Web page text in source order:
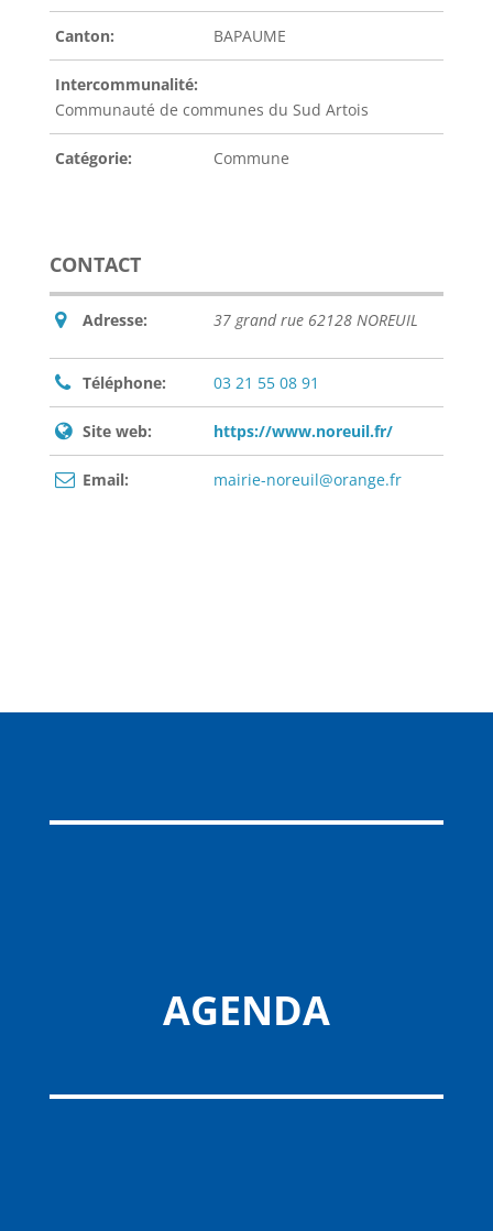
Canton: BAPAUME
Intercommunalité:
Communauté de communes du Sud Artois
Catégorie: Commune
CONTACT
Adresse: 37 grand rue 62128 NOREUIL
Téléphone: 03 21 55 08 91
Site web: https://www.noreuil.fr/
Email: mairie-noreuil@orange.fr
AGENDA